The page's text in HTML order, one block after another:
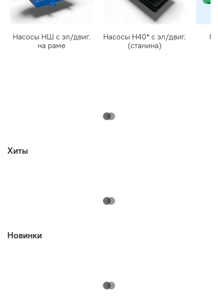
Насосы НШ с эл/двиг.
на раме
Насосы Н40* c эл/двиг.
(станина)
Хиты
Новинки